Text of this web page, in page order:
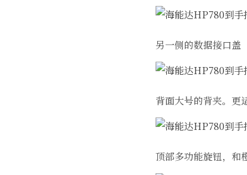
另一侧的数据接口盖
背面大号的背夹。更
顶部多功能旋钮，和